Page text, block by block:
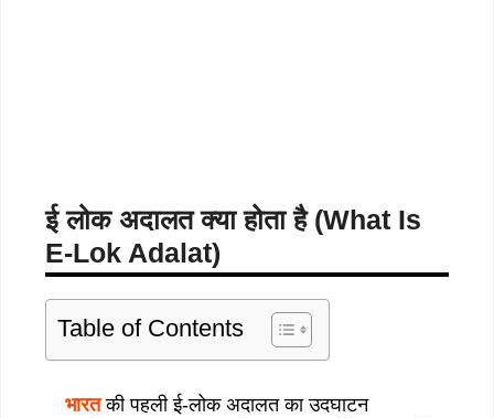
ई लोक अदालत क्या होता है (What Is
E-Lok Adalat)
Table of Contents
भारत की पहली ई-लोक अदालत का उदघाटन